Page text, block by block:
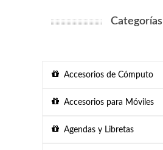
Categorías
Accesorios de Cómputo
Accesorios para Móviles
Agendas y Libretas